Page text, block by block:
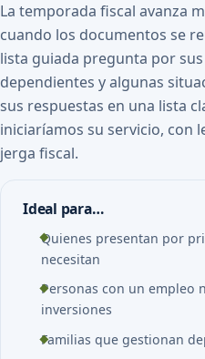
La temporada fiscal avanza
cuando los documentos se
lista guiada pregunta por
dependientes y algunas
sus respuestas en una lista
iniciaríamos su servicio, con
jerga fiscal.
Ideal para…
Quienes presentan por
necesitan
Personas con un empleo
inversiones
Familias que gestionan